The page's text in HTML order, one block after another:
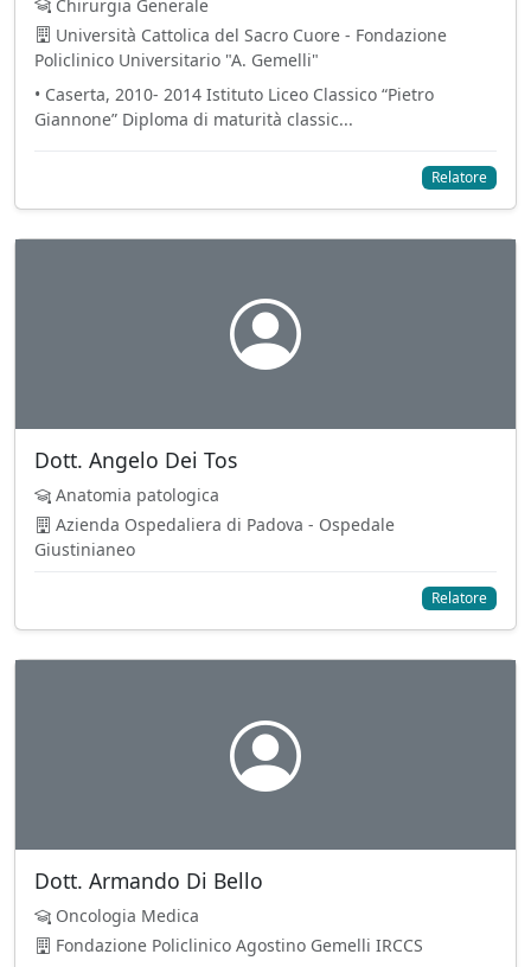
Chirurgia Generale
Università Cattolica del Sacro Cuore - Fondazione
Policlinico Universitario "A. Gemelli"
• Caserta, 2010- 2014 Istituto Liceo Classico “Pietro
Giannone” Diploma di maturità classic...
Relatore
Dott. Angelo Dei Tos
Anatomia patologica
Azienda Ospedaliera di Padova - Ospedale
Giustinianeo
Relatore
Dott. Armando Di Bello
Oncologia Medica
Fondazione Policlinico Agostino Gemelli IRCCS